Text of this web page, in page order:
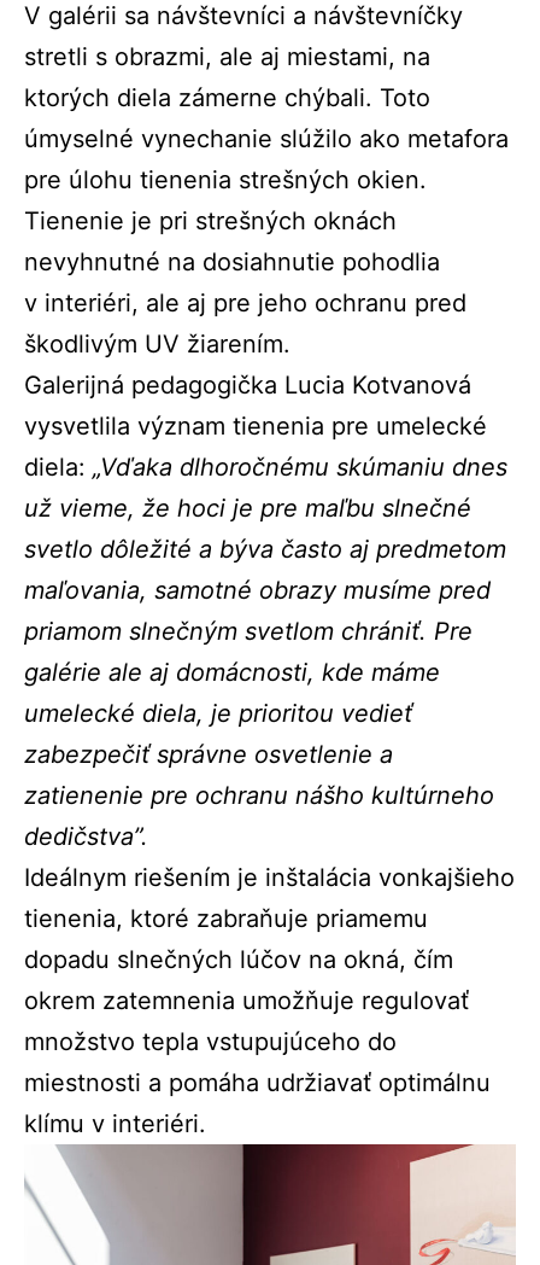
V galérii sa návštevníci a návštevníčky
stretli s obrazmi, ale aj miestami, na
ktorých diela zámerne chýbali. Toto
úmyselné vynechanie slúžilo ako metafora
pre úlohu tienenia strešných okien.
Tienenie je pri strešných oknách
nevyhnutné na dosiahnutie pohodlia
v interiéri, ale aj pre jeho ochranu pred
škodlivým UV žiarením.
Galerijná pedagogička Lucia Kotvanová
vysvetlila význam tienenia pre umelecké
diela: „Vďaka dlhoročnému skúmaniu dnes
už vieme, že hoci je pre maľbu slnečné
svetlo dôležité a býva často aj predmetom
maľovania, samotné obrazy musíme pred
priamom slnečným svetlom chrániť. Pre
galérie ale aj domácnosti, kde máme
umelecké diela, je prioritou vedieť
zabezpečiť správne osvetlenie a
zatienenie pre ochranu nášho kultúrneho
dedičstva”.
Ideálnym riešením je inštalácia vonkajšieho
tienenia, ktoré zabraňuje priamemu
dopadu slnečných lúčov na okná, čím
okrem zatemnenia umožňuje regulovať
množstvo tepla vstupujúceho do
miestnosti a pomáha udržiavať optimálnu
klímu v interiéri.